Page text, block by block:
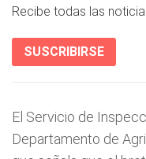
Recibe todas las
SUSCRIBIRSE
El Servicio de
Departamento de